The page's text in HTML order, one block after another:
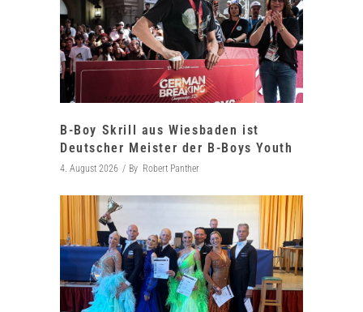
B-Boy Skrill aus Wiesbaden ist
Deutscher Meister der B-Boys Youth
4. August 2026 By Robert Panther